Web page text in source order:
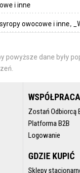
i inne
owocowe i inne
powyższe dane były
WSPÓŁPRACA
Zostań Odbiorcą
Platforma B2B
Logowanie
GDZIE KUPIĆ
Sklepy